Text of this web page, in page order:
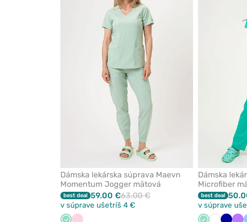
Dámska lekárska súprava Maevn
Momentum Jogger mätová
best deal 59.00 €63.00 €
v súprave ušetríš 4 €
Dámska
Microfiber
best deal
v súprave